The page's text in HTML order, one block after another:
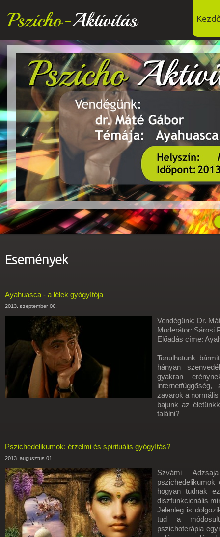
Események
Ayahuasca - a lélek gyógyítója
2013. szeptember 06.
Vendégünk: Dr.
Moderátor: Sárosi
Előadás címe:
Tanulhatunk
hányan
gyakran
zavarok a
bajunk az
találni?
Pszichedelikumok: érzelmi és spirituális gyógyítás?
2013. augusztus 01.
Szvámi
hogyan tudnak
diszfunkcionális
Jelenleg is
tud a
pszichoterápia